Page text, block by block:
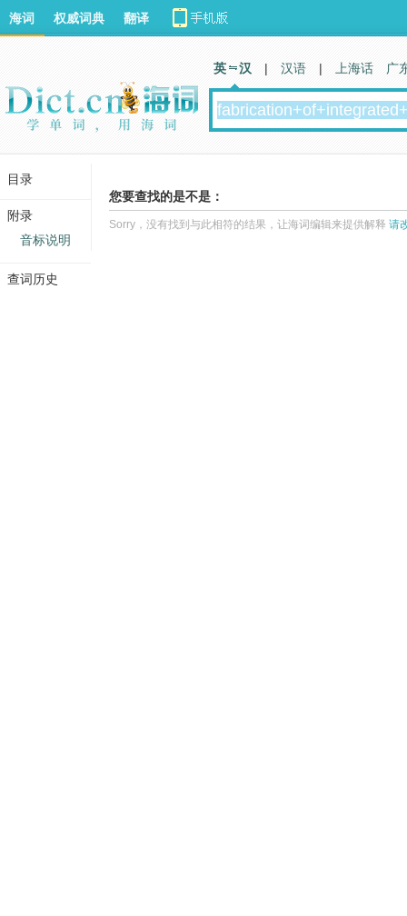
您要查找的是不是：
Sorry，没有找到与此相符的结果，让海词编辑来提供解释 请
海词 权威词典 翻译
英 汉 | 汉语 | 上海话 广
目录
附录
音标说明
查词历史